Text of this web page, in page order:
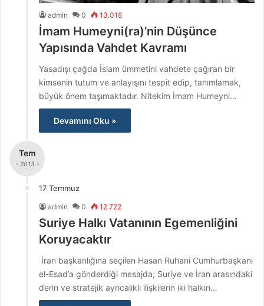
admin 0 13.018
İmam Humeyni(ra)’nin Düşünce
Yapısında Vahdet Kavramı
Yasadışı çağda İslam ümmetini vahdete çağıran bir
kimsenin tutum ve anlayışını tespit edip, tanımlamak,
büyük önem taşımaktadır. Nitekim İmam Humeyni…
Devamını Oku »
Tem
- 2013 -
17 Temmuz
admin 0 12.722
Suriye Halkı Vatanının Egemenliğini
Koruyacaktır
İran başkanlığına seçilen Hasan Ruhani Cumhurbaşkanı
el-Esad’a gönderdiği mesajda; Suriye ve İran arasındaki
derin ve stratejik ayrıcalıklı ilişkilerin iki halkın…